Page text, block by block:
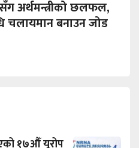
अर्थमन्त्रीको छलफल,
चलायमान बनाउन जोड
१७औँ यूरोप